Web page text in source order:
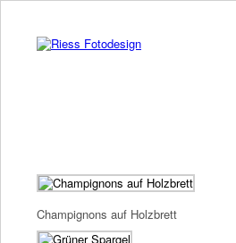
Champignons auf Holzbrett